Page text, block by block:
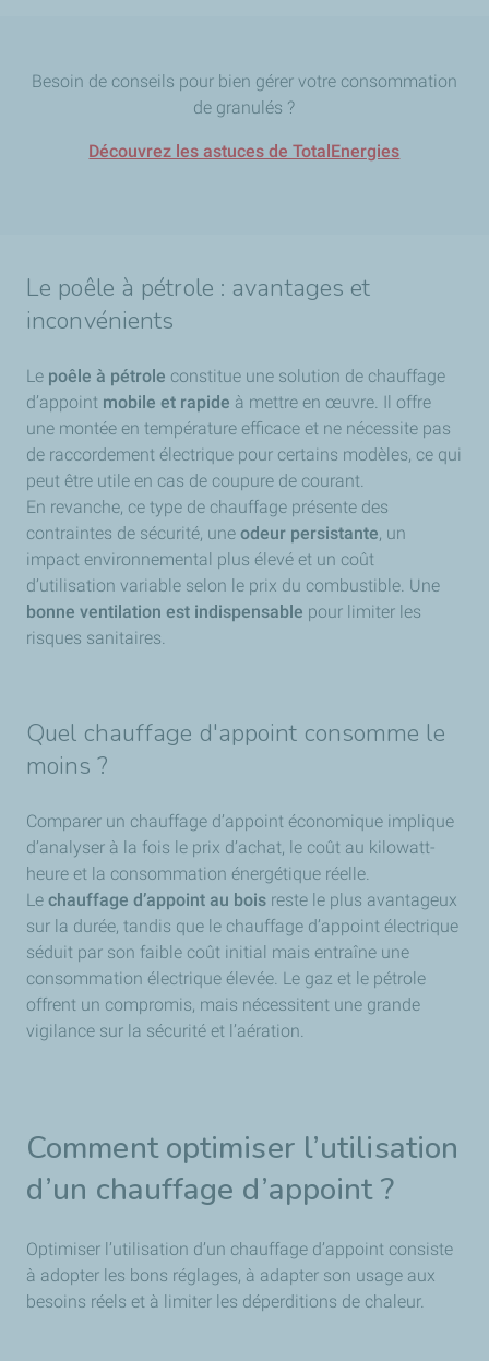
Besoin de conseils pour bien gérer votre consommation
de granulés ?
Découvrez les astuces de TotalEnergies
Le poêle à pétrole : avantages et
inconvénients
Le poêle à pétrole constitue une solution de chauffage
d’appoint mobile et rapide à mettre en œuvre. Il offre
une montée en température efficace et ne nécessite pas
de raccordement électrique pour certains modèles, ce qui
peut être utile en cas de coupure de courant.
En revanche, ce type de chauffage présente des
contraintes de sécurité, une odeur persistante, un
impact environnemental plus élevé et un coût
d’utilisation variable selon le prix du combustible. Une
bonne ventilation est indispensable pour limiter les
risques sanitaires.
Quel chauffage d'appoint consomme le
moins ?
Comparer un chauffage d’appoint économique implique
d’analyser à la fois le prix d’achat, le coût au kilowatt-
heure et la consommation énergétique réelle.
Le chauffage d’appoint au bois reste le plus avantageux
sur la durée, tandis que le chauffage d’appoint électrique
séduit par son faible coût initial mais entraîne une
consommation électrique élevée. Le gaz et le pétrole
offrent un compromis, mais nécessitent une grande
vigilance sur la sécurité et l’aération.
Comment optimiser l’utilisation
d’un chauffage d’appoint ?
Optimiser l’utilisation d’un chauffage d’appoint consiste
à adopter les bons réglages, à adapter son usage aux
besoins réels et à limiter les déperditions de chaleur.